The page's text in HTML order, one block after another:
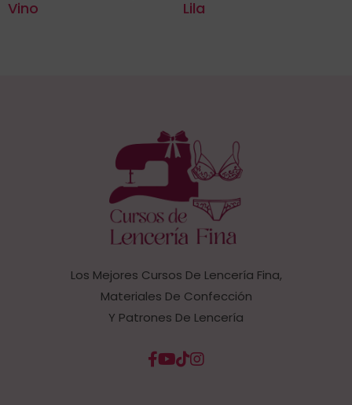
Vino
Lila
Los Mejores Cursos De Lencería Fina,
Materiales De Confección
Y Patrones De Lencería